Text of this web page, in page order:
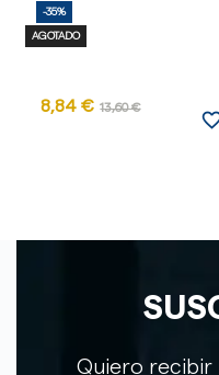
-35%
AGOTADO
8,84 € 13,60 €
Quiero recibir